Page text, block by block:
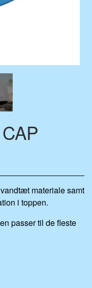
materiale samt
i toppen.
passer til de fleste